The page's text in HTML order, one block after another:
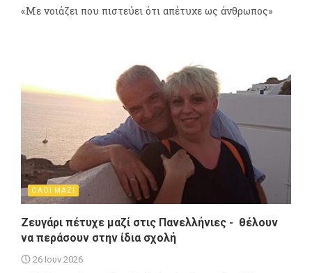
«Με νοιάζει που πιστεύει ότι απέτυχε ως άνθρωπος»
ΟΛΟΙ ΜΑΖΙ
Ζευγάρι πέτυχε μαζί στις Πανελλήνιες - θέλουν
να περάσουν στην ίδια σχολή
26 Ιουν 2026